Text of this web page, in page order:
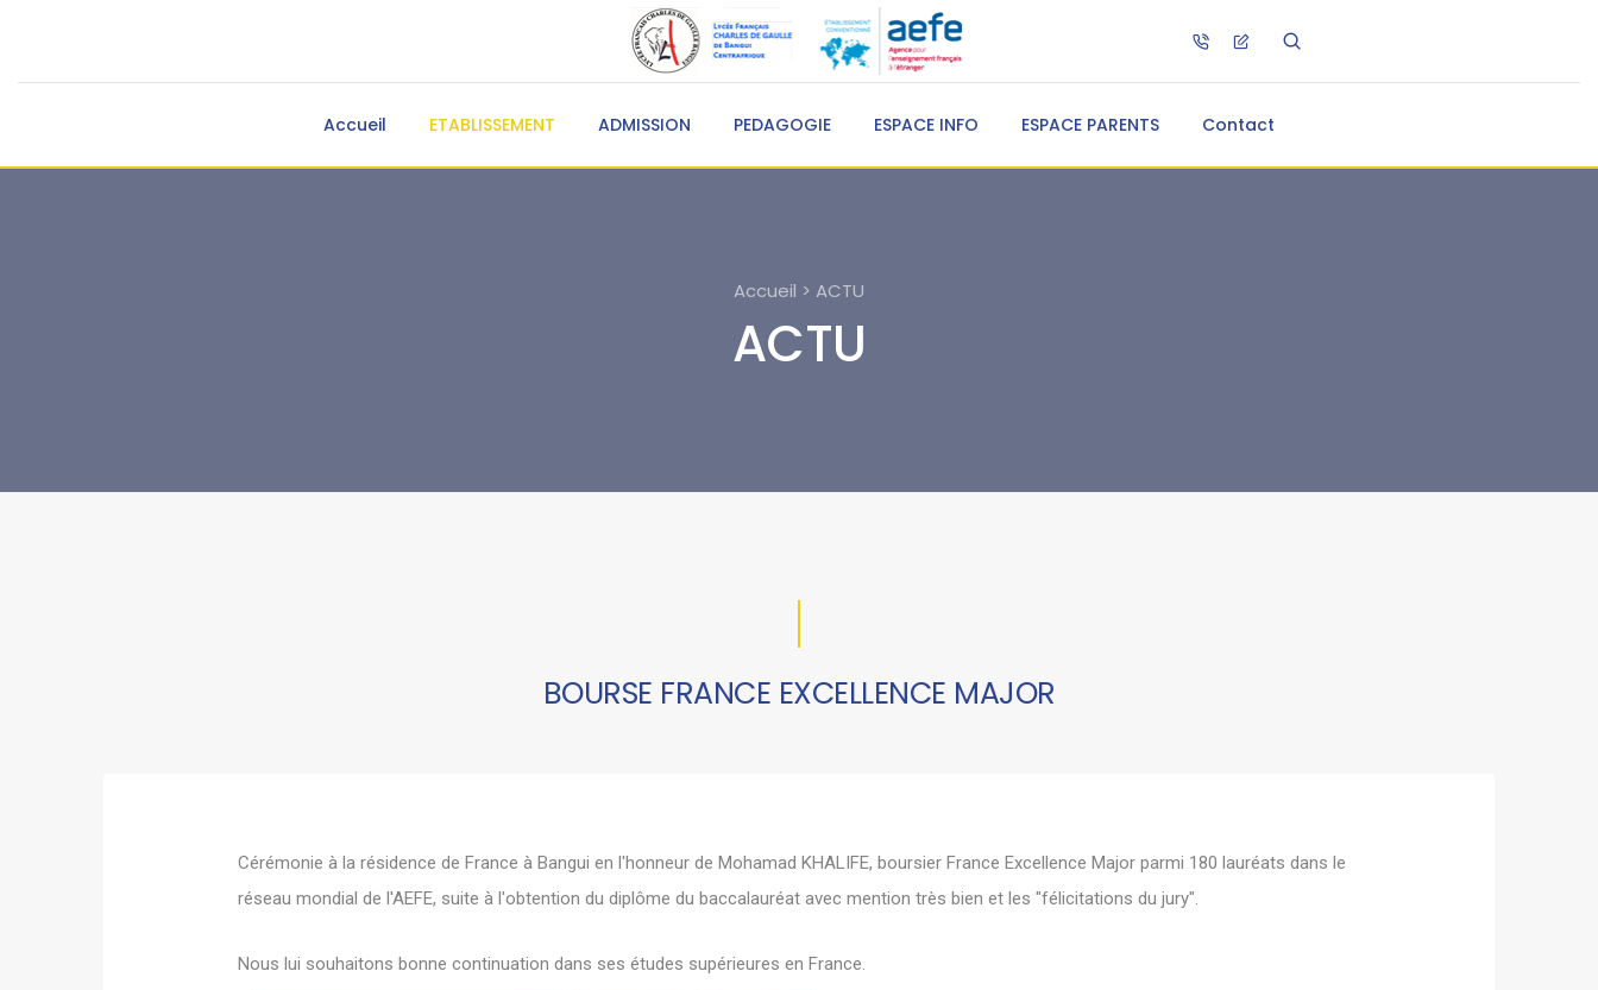
Accueil ETABLISSEMENT ADMISSION PEDAGOGIE ESPACE INFO ESPACE PARENTS Contact
Accueil > ACTU
ACTU
BOURSE FRANCE EXCELLENCE MAJOR
Cérémonie à la résidence de France à Bangui en l'honneur de Mohamad KHALIFE, boursier France Excellence Major parmi 180 lauréats dans le
réseau mondial de l'AEFE, suite à l'obtention du diplôme du baccalauréat avec mention très bien et les "félicitations du jury".
Nous lui souhaitons bonne continuation dans ses études supérieures en France.